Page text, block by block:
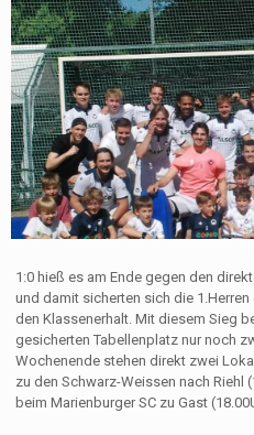
1:0 hieß es am Ende gegen den
und damit sicherten sich die
den Klassenerhalt. Mit diesem Sieg
gesicherten Tabellenplatz nur noch
Wochenende stehen direkt zwei
zu den Schwarz-Weissen nach Riehl
beim Marienburger SC zu Gast